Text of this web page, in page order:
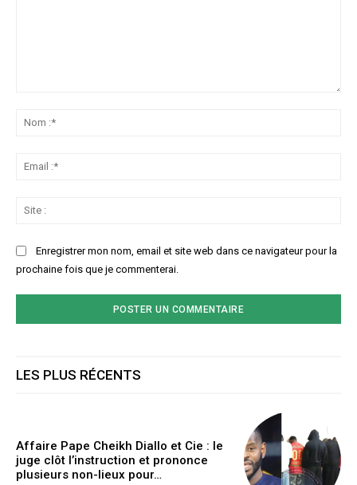
Enregistrer mon nom, email et site web dans ce navigateur pour la
prochaine fois que je commenterai.
LES PLUS RÉCENTS
Affaire Pape Cheikh Diallo et Cie : le
juge clôt l’instruction et prononce
plusieurs non-lieux pour…